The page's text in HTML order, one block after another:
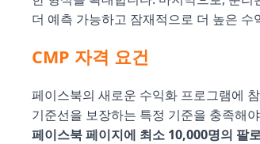
더 예측 가능하고 잠재적으로 더 높은
CMP 자격 요건
페이스북의 새로운 수익화 프로그램에
기준선을 보장하는 특정 기준을 충족해
페이스북 페이지에 최소 10,000명의 팔